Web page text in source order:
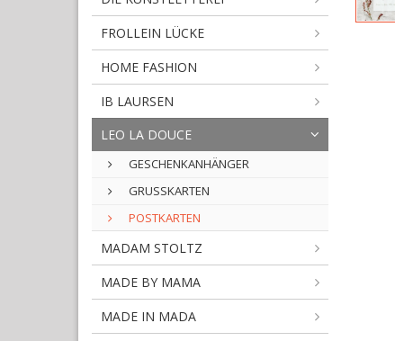
FROLLEIN LÜCKE
HOME FASHION
IB LAURSEN
LEO LA DOUCE
GESCHENKANHÄNGER
GRUSSKARTEN
POSTKARTEN
MADAM STOLTZ
MADE BY MAMA
MADE IN MADA